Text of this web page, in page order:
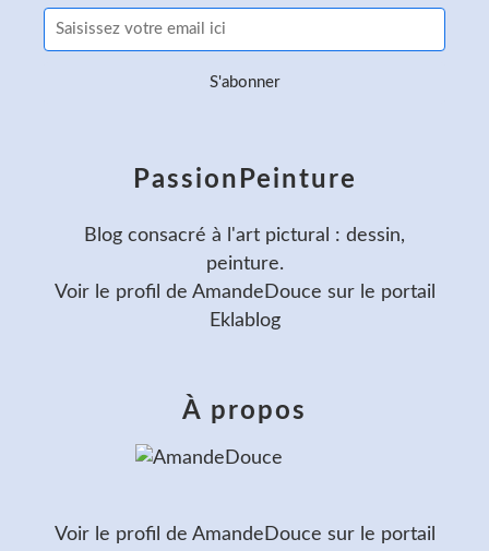
PassionPeinture
Blog consacré à l'art pictural : dessin,
peinture.
Voir le profil de AmandeDouce sur le portail
Eklablog
À propos
Voir le profil de AmandeDouce sur le portail